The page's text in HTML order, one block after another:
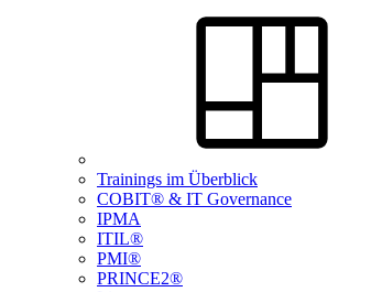
Trainings im Überblick
COBIT® & IT Governance
IPMA
ITIL®
PMI®
PRINCE2®